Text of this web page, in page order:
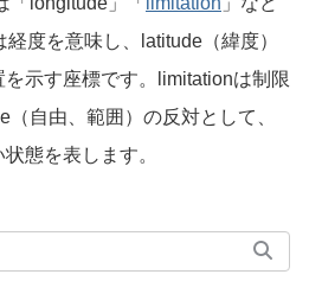
度を意味し、latitude（緯度）
示す座標です。limitationは制限
自由、範囲）の反対として、
態を表します。